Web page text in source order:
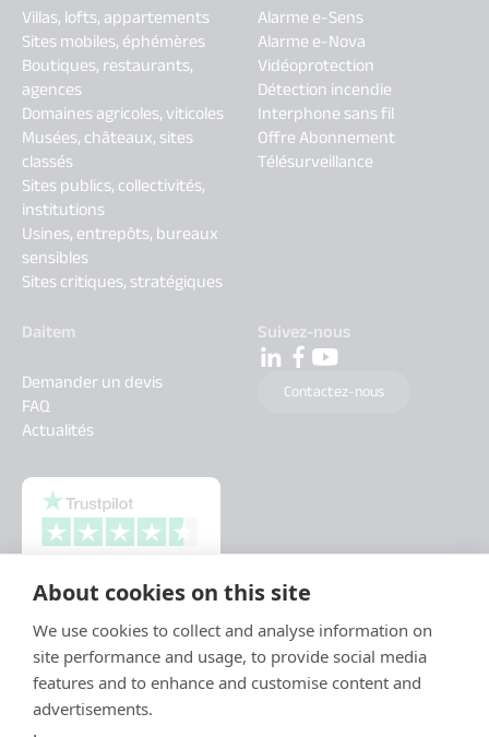
About cookies on this site
We use cookies to collect and analyse information on
site performance and usage, to provide social media
features and to enhance and customise content and
advertisements.
Villas, lofts, appartements
Sites mobiles, éphémères
Boutiques, restaurants,
agences
Domaines agricoles, viticoles
Musées, châteaux, sites
classés
Sites publics, collectivités,
institutions
Usines, entrepôts, bureaux
sensibles
Sites critiques, stratégiques
Alarme e-Sens
Alarme e-Nova
Vidéoprotection
Détection incendie
Interphone sans fil
Offre Abonnement
Télésurveillance
Daitem
Demander un devis
FAQ
Actualités
Suivez-nous
Contactez-nous